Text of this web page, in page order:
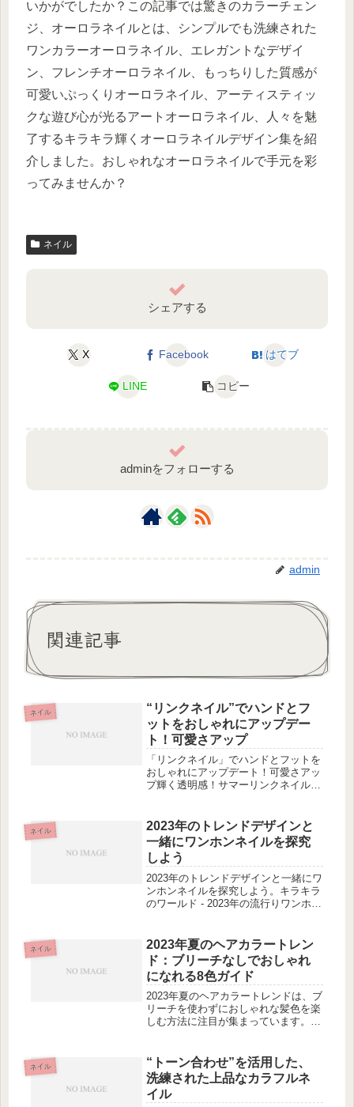
いかがでしたか？この記事では驚きのカラーチェン
ジ、オーロラネイルとは、シンプルでも洗練された
ワンカラーオーロラネイル、エレガントなデザイ
ン、フレンチオーロラネイル、もっちりした質感が
可愛いぷっくりオーロラネイル、アーティスティッ
クな遊び心が光るアートオーロラネイル、人々を魅
了するキラキラ輝くオーロラネイルデザイン集を紹
介しました。おしゃれなオーロラネイルで手元を彩
ってみませんか？
ネイル
シェアする
X Facebook はてブ
LINE コピー
adminをフォローする
admin
関連記事
ネイル
“リンクネイル”でハンドとフ
ットをおしゃれにアップデー
ト！可愛さアップ
「リンクネイル」でハンドとフットを
おしゃれにアップデート！可愛さアッ
プ輝く透明感！サマーリンクネイルが
種多様！異素材MIXできらめきリンク
ネイル異素材のパーツとミラーネイ
ル...
ネイル
2023年のトレンドデザインと
一緒にワンホンネイルを探究
しよう
2023年のトレンドデザインと一緒にワ
ンホンネイルを探究しよう。キラキラ
のワールド - 2023年の流行りワンホン
個性を表現！ワンホンネイルの特徴的
なデザイン要素。手元...
ネイル
2023年夏のヘアカラートレン
ド：ブリーチなしでおしゃれ
になれる8色ガイド
2023年夏のヘアカラートレンドは、ブ
リーチを使わずにおしゃれな髪色を楽
しむ方法に注目が集まっています。し
記事では美容師さんと相談することや
色の組み合わせのポイントなど、理...
ネイル
“トーン合わせ”を活用した、
洗練された上品なカラフルネ
イル